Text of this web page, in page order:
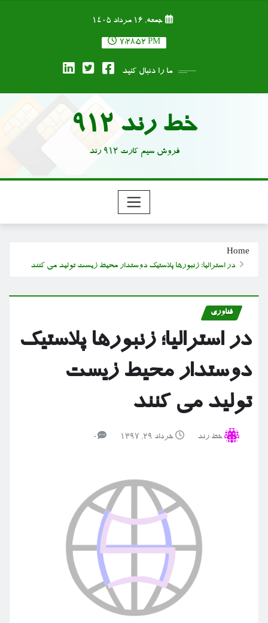
جمعه, ۱۶ مرداد ۱۴۰۵
7:28:54 PM
ما را دنبال کنید
خط رند 912
فروش سیم کارت 912 رند
Home
در استرالیا؛ زنبورها پلاستیک دوستدار محیط زیست تولید می کنند
فناوری
در استرالیا؛ زنبورها پلاستیک
دوستدار محیط زیست
تولید می کنند
خط رند خرداد ۲۹, ۱۳۹۷ 0